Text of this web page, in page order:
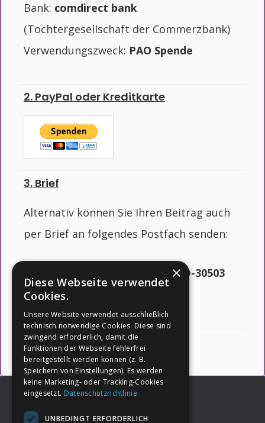
Bank: comdirect bank
(Tochtergesellschaft der Commerzbank)
Verwendungszweck: PAO Spende
2. PayPal oder Kreditkarte
3. Brief
Alternativ können Sie Ihren Beitrag auch
per Brief an folgendes Postfach senden:
Jörg Olsen, Postfach 81 03 06, D-30503
Hannover, Germany
×
Diese Webseite verwendet
Cookies.
Unsere Website verwendet ausschließlich
technisch notwendige Cookies. Diese sind
zwingend erforderlich, damit die
Funktionen der Webseite fehlerfrei
bereitgestellt werden können (z. B.
Speichern von Einstellungen). Es werden
keine Marketing- oder Tracking-Cookies
eingesetzt. Datenschutzrichtlinie
UNBEDINGT ERFORDERLICH